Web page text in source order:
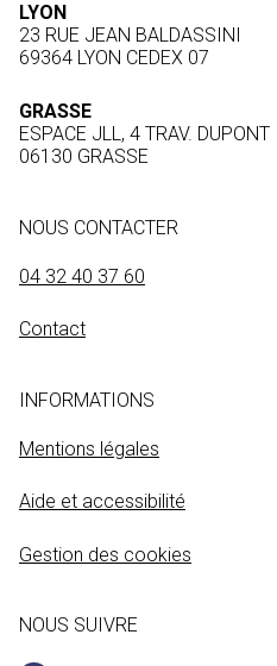
LYON
23 RUE JEAN BALDASSINI
69364 LYON CEDEX 07
GRASSE
ESPACE JLL, 4 TRAV. DUPONT
06130 GRASSE
NOUS CONTACTER
04 32 40 37 60
Contact
INFORMATIONS
Mentions légales
Aide et accessibilité
Gestion des cookies
NOUS SUIVRE